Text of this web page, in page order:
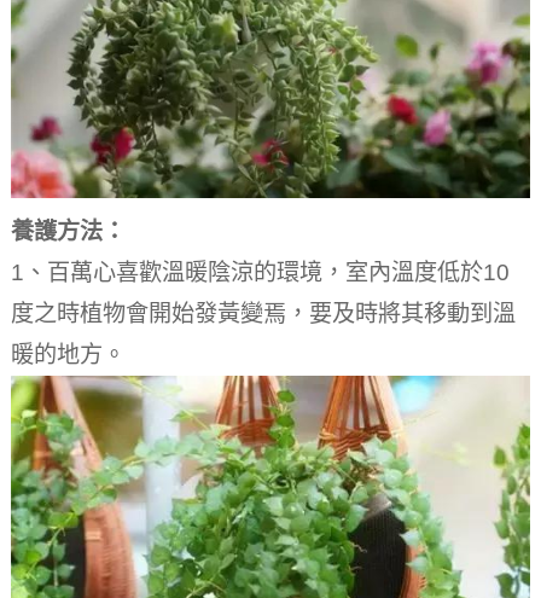
養護方法：
1、百萬心喜歡溫暖陰涼的環境，室內溫度低於10
度之時植物會開始發黃變焉，要及時將其移動到溫
暖的地方。